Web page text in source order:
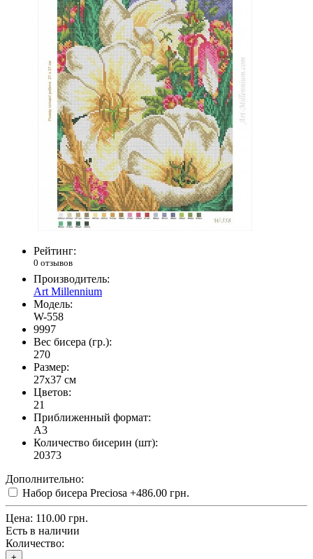
Рейтинг:
0 отзывов
Производитель:
Art Millennium
Модель:
W-558
9997
Вес бисера (гр.):
270
Размер:
27x37 см
Цветов:
21
Приближенный формат:
A3
Количество бисерин (шт):
20373
Дополнительно:
Набор бисера Preciosa +486.00 грн.
Цена: 110.00 грн.
Есть в наличии
Количество: